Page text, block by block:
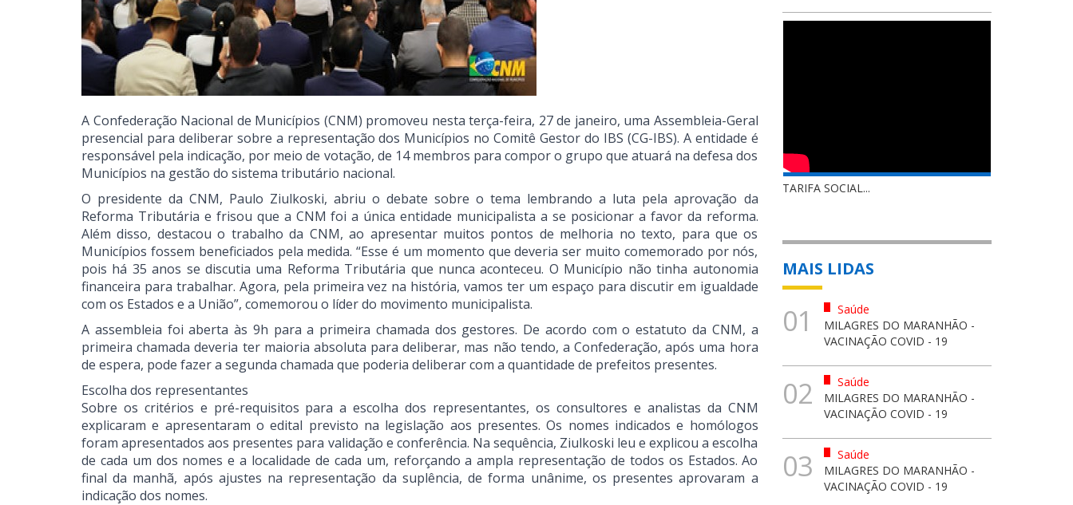
A Confederação Nacional de Municípios (CNM) promoveu nesta terça-feira, 27 de janeiro, uma Assembleia-Geral
presencial para deliberar sobre a representação dos Municípios no Comitê Gestor do IBS (CG-IBS). A entidade é
responsável pela indicação, por meio de votação, de 14 membros para compor o grupo que atuará na defesa dos
Municípios na gestão do sistema tributário nacional.
O presidente da CNM, Paulo Ziulkoski, abriu o debate sobre o tema lembrando a luta pela aprovação da
Reforma Tributária e frisou que a CNM foi a única entidade municipalista a se posicionar a favor da reforma.
Além disso, destacou o trabalho da CNM, ao apresentar muitos pontos de melhoria no texto, para que os
Municípios fossem beneficiados pela medida. “Esse é um momento que deveria ser muito comemorado por nós,
pois há 35 anos se discutia uma Reforma Tributária que nunca aconteceu. O Município não tinha autonomia
financeira para trabalhar. Agora, pela primeira vez na história, vamos ter um espaço para discutir em igualdade
com os Estados e a União”, comemorou o líder do movimento municipalista.
A assembleia foi aberta às 9h para a primeira chamada dos gestores. De acordo com o estatuto da CNM, a
primeira chamada deveria ter maioria absoluta para deliberar, mas não tendo, a Confederação, após uma hora
de espera, pode fazer a segunda chamada que poderia deliberar com a quantidade de prefeitos presentes.
Escolha dos representantes
Sobre os critérios e pré-requisitos para a escolha dos representantes, os consultores e analistas da CNM
explicaram e apresentaram o edital previsto na legislação aos presentes. Os nomes indicados e homólogos
foram apresentados aos presentes para validação e conferência. Na sequência, Ziulkoski leu e explicou a escolha
de cada um dos nomes e a localidade de cada um, reforçando a ampla representação de todos os Estados. Ao
final da manhã, após ajustes na representação da suplência, de forma unânime, os presentes aprovaram a
indicação dos nomes.
TARIFA SOCIAL...
MAIS LIDAS
01
Saúde
MILAGRES DO MARANHÃO -
VACINAÇÃO COVID - 19
02
Saúde
MILAGRES DO MARANHÃO -
VACINAÇÃO COVID - 19
03
Saúde
MILAGRES DO MARANHÃO -
VACINAÇÃO COVID - 19